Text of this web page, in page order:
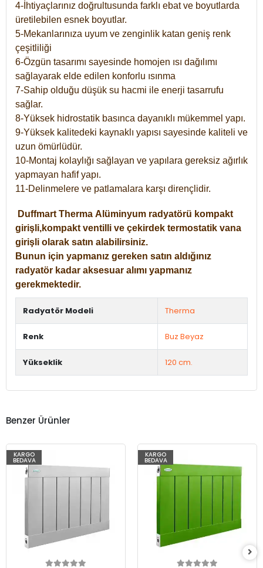
4-İhtiyaçlarınız doğrultusunda farklı ebat ve boyutlarda
üretilebilen esnek boyutlar.
5-Mekanlarınıza uyum ve zenginlik katan geniş renk
çeşitliliği
6-Özgün tasarımı sayesinde homojen ısı dağılımı
sağlayarak elde edilen konforlu ısınma
7-Sahip olduğu düşük su hacmi ile enerji tasarrufu
sağlar.
8-Yüksek hidrostatik basınca dayanıklı mükemmel yapı.
9-Yüksek kalitedeki kaynaklı yapısı sayesinde kaliteli ve
uzun ömürlüdür.
10-Montaj kolaylığı sağlayan ve yapılara gereksiz ağırlık
yapmayan hafif yapı.
11-Delinmelere ve patlamalara karşı dirençlidir.
Duffmart Therma Alüminyum radyatörü kompakt
girişli,kompakt ventilli ve çekirdek termostatik vana
girişli olarak satın alabilirsiniz.
Bunun için yapmanız gereken satın aldığınız
radyatör kadar aksesuar alımı yapmanız
gerekmektedir.
Radyatör Modeli Therma
Renk Buz Beyaz
Yükseklik 120 cm.
Benzer Ürünler
KARGO
BEDAVA
KARGO
BEDAVA